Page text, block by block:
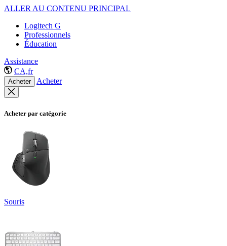
ALLER AU CONTENU PRINCIPAL
Logitech G
Professionnels
Éducation
Assistance
CA,fr
Acheter Acheter
Acheter par catégorie
Souris